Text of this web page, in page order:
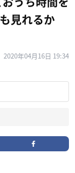
見れるか
2020年04月16日 19:34